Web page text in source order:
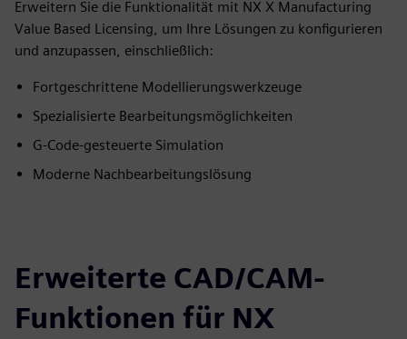
Erweitern Sie die Funktionalität mit NX X Manufacturing
Value Based Licensing, um Ihre Lösungen zu konfigurieren
und anzupassen, einschließlich:
Fortgeschrittene Modellierungswerkzeuge
Spezialisierte Bearbeitungsmöglichkeiten
G-Code-gesteuerte Simulation
Moderne Nachbearbeitungslösung
Erweiterte CAD/CAM-
Funktionen für NX